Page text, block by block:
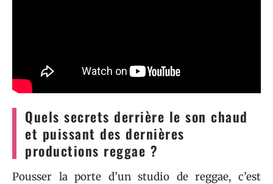
Quels secrets derrière le son chaud
et puissant des dernières
productions reggae ?
Pousser la porte d’un studio de reggae, c’est